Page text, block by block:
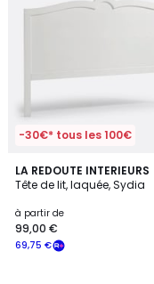
-30€* tous les 100€
LA REDOUTE INTERIEURS
Tête de lit, laquée, Sydia
à partir de
69,75 €
99,00 €
4,6
/ 5